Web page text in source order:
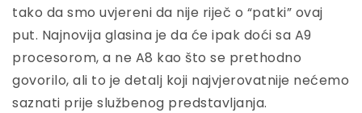
tako da smo uvjereni da nije riječ o “patki” ovaj
put. Najnovija glasina je da će ipak doći sa A9
procesorom, a ne A8 kao što se prethodno
govorilo, ali to je detalj koji najvjerovatnije nećemo
saznati prije službenog predstavljanja.